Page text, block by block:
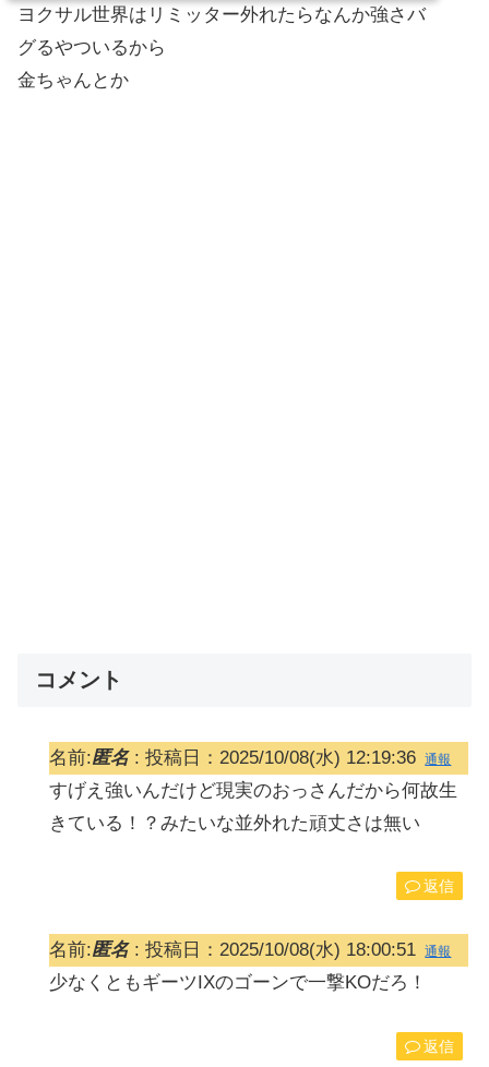
ヨクサル世界はリミッター外れたらなんか強さバ
グるやついるから
金ちゃんとか
コメント
名前:匿名: 投稿日：2025/10/08(水) 12:19:36 通報
すげえ強いんだけど現実のおっさんだから何故生
きている！？みたいな並外れた頑丈さは無い
返信
名前:匿名: 投稿日：2025/10/08(水) 18:00:51 通報
少なくともギーツIXのゴーンで一撃KOだろ！
返信